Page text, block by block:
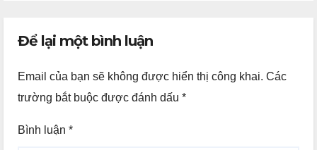
Để lại một bình luận
Email của bạn sẽ không được hiển thị công khai. Các
trường bắt buộc được đánh dấu *
Bình luận *